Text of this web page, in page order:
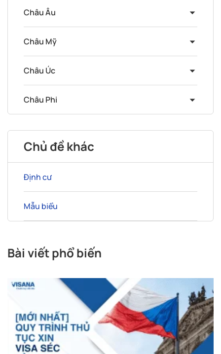
Châu Âu
Châu Mỹ
Châu Úc
Châu Phi
Chủ đề khác
Định cư
Mẫu biểu
Bài viết phổ biến